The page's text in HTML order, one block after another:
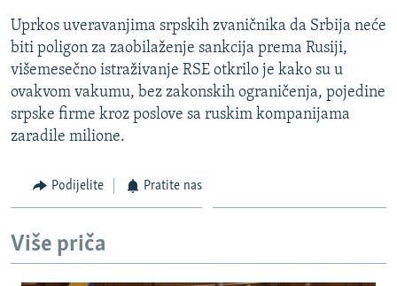
Uprkos uveravanjima srpskih zvaničnika da Srbija neće
biti poligon za zaobilaženje sankcija prema Rusiji,
višemesečno istraživanje RSE otkrilo je kako su u
ovakvom vakumu, bez zakonskih ograničenja, pojedine
srpske firme kroz poslove sa ruskim kompanijama
zaradile milione.
Podijelite Pratite nas
Više priča